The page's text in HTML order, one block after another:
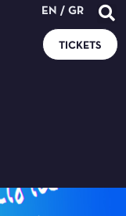
EN / GR
TICKETS